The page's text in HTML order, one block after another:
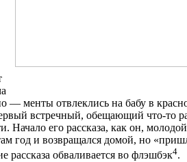
— менты отвлеклись на бабу в
встречный, обещающий что-то
Начало его рассказа, как он,
год и возвращался домой, но
рассказа обваливается во флэшбэк4.